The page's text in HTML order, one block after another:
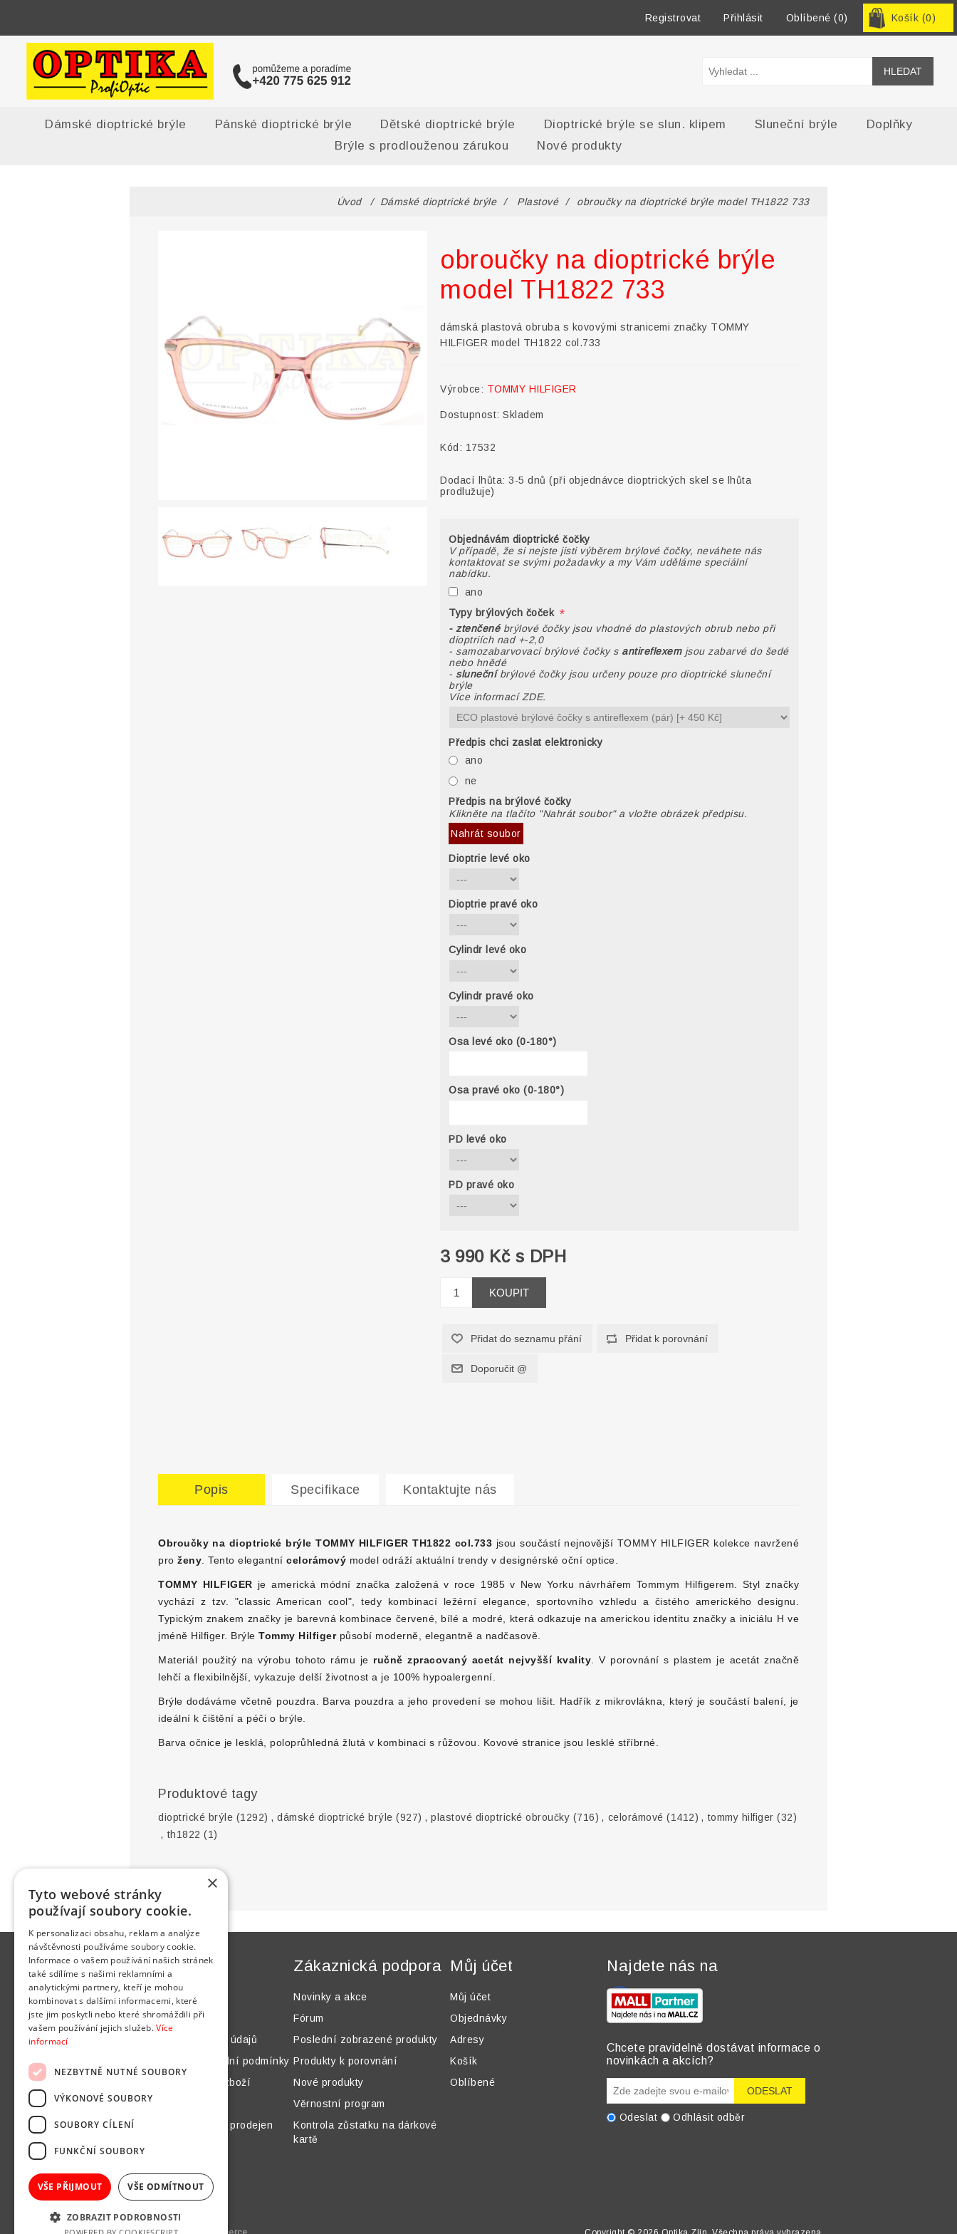
Registrovat Přihlásit Oblíbené (0) Košík (0)
Dámské dioptrické brýle Pánské dioptrické brýle Dětské dioptrické brýle Dioptrické brýle se slun. klipem Sluneční brýle
Doplňky
Brýle s prodlouženou zárukou
Nové produkty
Úvod / Dámské dioptrické brýle / Plastové / obroučky na dioptrické brýle model TH1822 733
obroučky na dioptrické brýle
model TH1822 733
dámská plastová obruba s kovovými stranicemi značky TOMMY
HILFIGER model TH1822 col.733
Výrobce: TOMMY HILFIGER
Dostupnost: Skladem
Kód: 17532
Dodací lhůta: 3-5 dnů (při objednávce dioptrických skel se lhůta
prodlužuje)
Objednávám dioptrické čočky
V případě, že si nejste jisti výběrem brýlové čočky, neváhete nás
kontaktovat se svými požadavky a my Vám uděláme speciální
nabídku.
ano
Typy brýlových čoček *
- ztenčené brýlové čočky jsou vhodné do plastových obrub nebo při
dioptriích nad +-2,0
- samozabarvovací brýlové čočky s antireflexemjsou zabarvé do šedé
nebo hnědé
- slunečníbrýlové čočky jsou určeny pouze pro dioptrické sluneční
brýle
Více informací ZDE.
Předpis chci zaslat elektronicky
ano
ne
Předpis na brýlové čočky
Klikněte na tlačíto "Nahrát soubor" a vložte obrázek předpisu.
Nahrát soubor
Dioptrie levé oko
Dioptrie pravé oko
Cylindr levé oko
Cylindr pravé oko
Osa levé oko (0-180°)
Osa pravé oko (0-180°)
PD levé oko
PD pravé oko
3 990 Kč s DPH
Popis Specifikace Kontaktujte nás
Obroučky na dioptrické brýle TOMMY HILFIGER TH1822 col.733 jsou součástí nejnovější TOMMY HILFIGER kolekce navržené
pro ženy . Tento elegantní celorámový model odráží aktuální trendy v designérské oční optice.
TOMMY HILFIGER je americká módní značka založená v roce 1985 v New Yorku návrhářem Tommym Hilfigerem. Styl značky
vychází z tzv. "classic American cool", tedy kombinací ležérní elegance, sportovního vzhledu a čistého amerického designu.
Typickým znakem značky je barevná kombinace červené, bílé a modré, která odkazuje na americkou identitu značky a iniciálu H ve
jméně Hilfiger. Brýle Tommy Hilfigerpůsobí moderně, elegantně a nadčasově.
Materiál použitý na výrobu tohoto rámu je ručně zpracovaný acetát nejvyšší kvality . V porovnání s plastem je acetát značně
lehčí a flexibilnější, vykazuje delší životnost a je 100% hypoalergenní.
Brýle dodáváme včetně pouzdra. Barva pouzdra a jeho provedení se mohou lišit. Hadřík z mikrovlákna, který je součástí balení, je
ideální k čištění a péči o brýle.
Barva očnice je lesklá, poloprůhledná žlutá v kombinaci s růžovou. Kovové stranice jsou lesklé stříbrné.
Produktové tagy
dioptrické brýle (1292) , dámské dioptrické brýle (927) , plastové dioptrické obroučky (716) , celorámové (1412) , tommy hilfiger (32)
, th1822 (1)
Informace
Mapa webu
Jak nakupovat
Ochrana osobních údajů
Všeobecné obchodní podmínky
Doprava a platba zboží
O nás
Virtuální prohlídka prodejen
Kontakt
Zákaznická podpora
Novinky a akce
Fórum
Poslední zobrazené produkty
Produkty k porovnání
Nové produkty
Věrnostní program
Kontrola zůstatku na dárkové
kartě
Můj účet
Můj účet
Objednávky
Adresy
Košík
Oblíbené
Najdete nás na
Chcete pravidelně dostávat informace o
novinkách a akcích?
Odeslat Odhlásit odběr
×
Tyto webové stránky
používají soubory cookie.
K personalizaci obsahu, reklam a analýze
návštěvnosti používáme soubory cookie.
Informace o vašem používání našich stránek
také sdílíme s našimi reklamními a
analytickými partnery, kteří je mohou
kombinovat s dalšími informacemi, které
jste jim poskytli nebo které shromáždili při
vašem používání jejich služeb.Více
informací
NEZBYTNĚ NUTNÉ SOUBORY
VÝKONOVÉ SOUBORY
SOUBORY CÍLENÍ
FUNKČNÍ SOUBORY
VŠE PŘIJMOUT VŠE ODMÍTNOUT
ZOBRAZIT PODROBNOSTI